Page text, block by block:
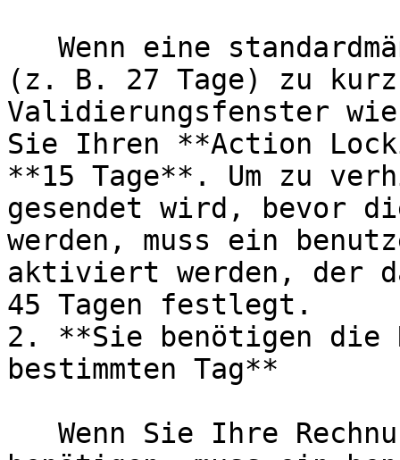
(z. B. 27 Tage) zu
Validierungsfenster wie
Sie Ihren **Action
**15 Tage**. Um zu
gesendet wird, bevor
werden, muss ein
aktiviert werden, der
45 Tagen festlegt.
2. **Sie benötigen die
bestimmten Tag**